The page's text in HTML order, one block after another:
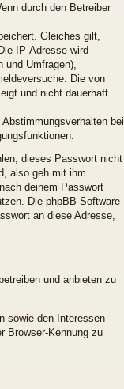
durch den Betreiber
Gleiches gilt,
IP-Adresse wird
Umfragen),
Die von
und nicht dauerhaft
bei
dieses Passwort nicht
also geh mit ihm
deinem Passwort
Die phpBB-Software
an diese Adresse,
und anbieten zu
sowie den Interessen
Browser-Kennung zu